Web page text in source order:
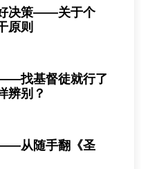
决策——关于个
原则
找基督徒就行了
辨别？
从随手翻《圣